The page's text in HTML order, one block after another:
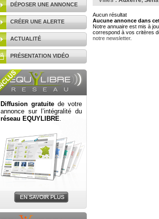
DÉPOSER UNE ANNONCE
CRÉER UNE ALERTE
ACTUALITÉ
PRÉSENTATION VIDÉO
Diffusion gratuite de votre
annonce sur l’intégralité du
réseau EQUYLIBRE.
Aucun résultat
Aucune annonce dans
Notre annuaire est mis à
correspond à vos critères
notre newsletter.